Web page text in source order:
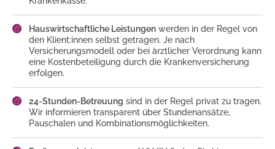
Hauswirtschaftliche Leistungen werden in der Regel von
den Klient:innen selbst getragen. Je nach
Versicherungsmodell oder bei ärztlicher Verordnung kann
eine Kostenbeteiligung durch die Krankenversicherung
erfolgen.
24-Stunden-Betreuung sind in der Regel privat zu tragen.
Wir informieren transparent über Stundenansätze,
Pauschalen und Kombinationsmöglichkeiten.